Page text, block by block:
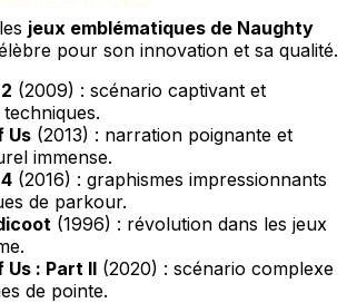
jeux emblématiques de Naughty
pour son innovation et sa qualité.
(2009) : scénario captivant et
Us (2013) : narration poignante et
immense.
(2016) : graphismes impressionnants
de parkour.
(1996) : révolution dans les jeux
: Part II (2020) : scénario complexe
de pointe.